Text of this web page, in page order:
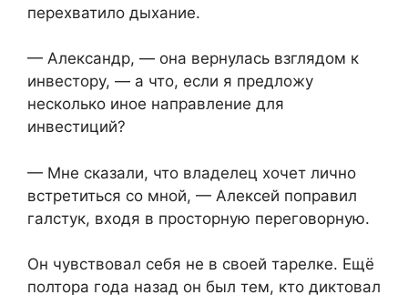
перехватило дыхание.
— Александр, — она вернулась взглядом к
инвестору, — а что, если я предложу
несколько иное направление для
инвестиций?
— Мне сказали, что владелец хочет лично
встретиться со мной, — Алексей поправил
галстук, входя в просторную переговорную.
Он чувствовал себя не в своей тарелке. Ещё
полтора года назад он был тем, кто диктовал